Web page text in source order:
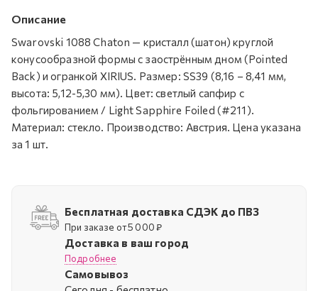
Описание
Swarovski 1088 Chaton — кристалл (шатон) круглой
конусообразной формы с заострённым дном (Pointed
Back) и огранкой XIRIUS. Размер: SS39 (8,16 – 8,41 мм,
высота: 5,12-5,30 мм). Цвет: светлый сапфир с
фольгированием / Light Sapphire Foiled (#211).
Материал: стекло. Производство: Австрия. Цена указана
за 1 шт.
Бесплатная доставка СДЭК до ПВЗ
При заказе от 5 000 ₽
Доставка в ваш город
Подробнее
Самовывоз